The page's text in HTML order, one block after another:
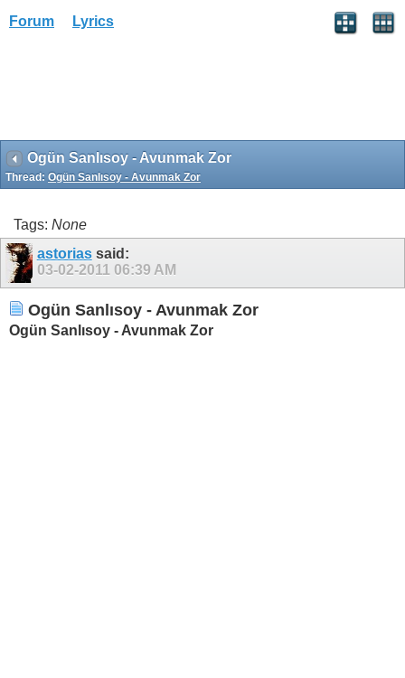
Forum Lyrics
Ogün Sanlısoy - Avunmak Zor
Thread: Ogün Sanlısoy - Avunmak Zor
Tags: None
astoriassaid:
03-02-2011 06:39 AM
Ogün Sanlısoy - Avunmak Zor
Ogün Sanlısoy - Avunmak Zor